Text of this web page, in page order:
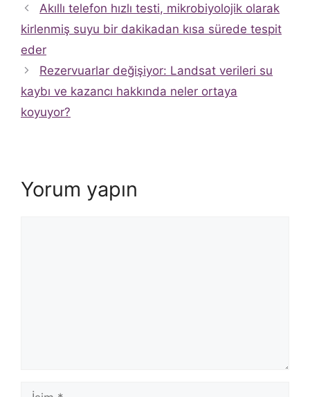
Akıllı telefon hızlı testi, mikrobiyolojik olarak
kirlenmiş suyu bir dakikadan kısa sürede tespit
eder
Rezervuarlar değişiyor: Landsat verileri su
kaybı ve kazancı hakkında neler ortaya
koyuyor?
Yorum yapın
İsim